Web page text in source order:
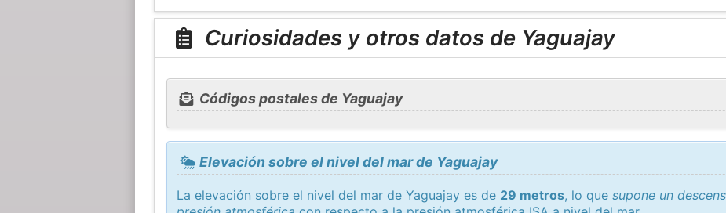
Curiosidades y otros datos de Yaguajay
Códigos postales de Yaguajay
Elevación sobre el nivel del mar de Yaguajay
La elevación sobre el nivel del mar de Yaguajay es de 29 metros, lo quesupone un